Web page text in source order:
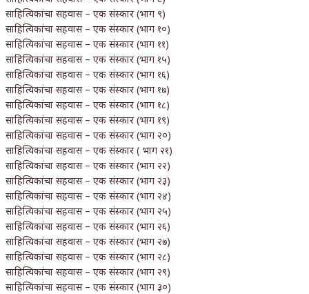
साहित्यिकांचा सहवास – एक संस्कार (भाग ९)
साहित्यिकांचा सहवास – एक संस्कार (भाग १०)
साहित्यिकांचा सहवास – एक संस्कार (भाग ११)
साहित्यिकांचा सहवास – एक संस्कार (भाग १५)
साहित्यिकांचा सहवास – एक संस्कार (भाग १६)
साहित्यिकांचा सहवास – एक संस्कार (भाग १७)
साहित्यिकांचा सहवास – एक संस्कार (भाग १८)
साहित्यिकांचा सहवास – एक संस्कार (भाग १९)
साहित्यिकांचा सहवास – एक संस्कार (भाग २०)
साहित्यिकांचा सहवास – एक संस्कार ( भाग २१)
साहित्यिकांचा सहवास – एक संस्कार (भाग २२)
साहित्यिकांचा सहवास – एक संस्कार (भाग २३)
साहित्यिकांचा सहवास – एक संस्कार (भाग २४)
साहित्यिकांचा सहवास – एक संस्कार (भाग २५)
साहित्यिकांचा सहवास – एक संस्कार (भाग २६)
साहित्यिकांचा सहवास – एक संस्कार (भाग २७)
साहित्यिकांचा सहवास – एक संस्कार (भाग २८)
साहित्यिकांचा सहवास – एक संस्कार (भाग २९)
साहित्यिकांचा सहवास – एक संस्कार (भाग ३०)